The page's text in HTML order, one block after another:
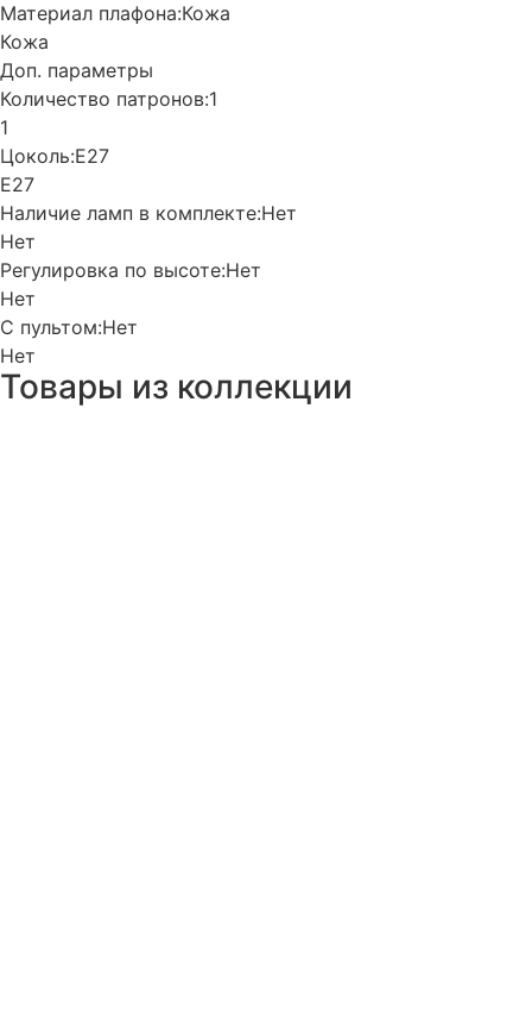
Материал плафона:Кожа
Кожа
Доп. параметры
Количество патронов:1
1
Цоколь:Е27
Е27
Наличие ламп в комплекте:Нет
Нет
Регулировка по высоте:Нет
Нет
С пультом:Нет
Нет
Товары из коллекции